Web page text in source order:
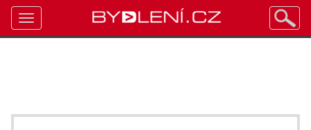
Toggle
navigation